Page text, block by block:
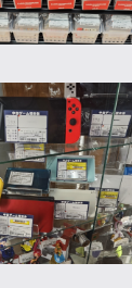
áruló
viszont a kis
nagyon
észrevenni
főleg
ott a